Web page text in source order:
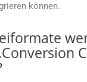
können.